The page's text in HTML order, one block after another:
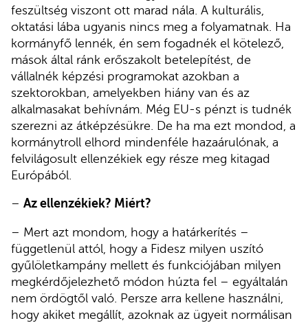
feszültség viszont ott marad nála. A kulturális,
oktatási lába ugyanis nincs meg a folyamatnak. Ha
kormányfő lennék, én sem fogadnék el kötelező,
mások által ránk erőszakolt betelepítést, de
vállalnék képzési programokat azokban a
szektorokban, amelyekben hiány van és az
alkalmasakat behívnám. Még EU-s pénzt is tudnék
szerezni az átképzésükre. De ha ma ezt mondod, a
kormánytroll elhord mindenféle hazaárulónak, a
felvilágosult ellenzékiek egy része meg kitagad
Európából.
– Az ellenzékiek? Miért?
– Mert azt mondom, hogy a határkerítés –
függetlenül attól, hogy a Fidesz milyen uszító
gyűlöletkampány mellett és funkciójában milyen
megkérdőjelezhető módon húzta fel – egyáltalán
nem ördögtől való. Persze arra kellene használni,
hogy akiket megállít, azoknak az ügyeit normálisan